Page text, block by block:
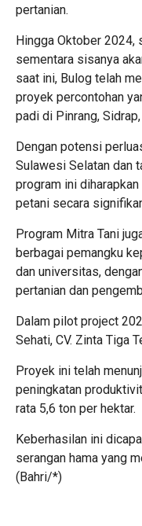
pertanian.
Hingga Oktober 2024,
sementara sisanya
saat ini, Bulog telah
proyek percontohan
padi di Pinrang,
Dengan potensi
Sulawesi Selatan dan
program ini
petani secara
Program Mitra Tani
berbagai pemangku
dan universitas,
pertanian dan
Dalam pilot project
Sehati, CV. Zinta Tiga
Proyek ini telah
peningkatan
rata 5,6 ton per hektar.
Keberhasilan ini
serangan hama yang
(Bahri/*)